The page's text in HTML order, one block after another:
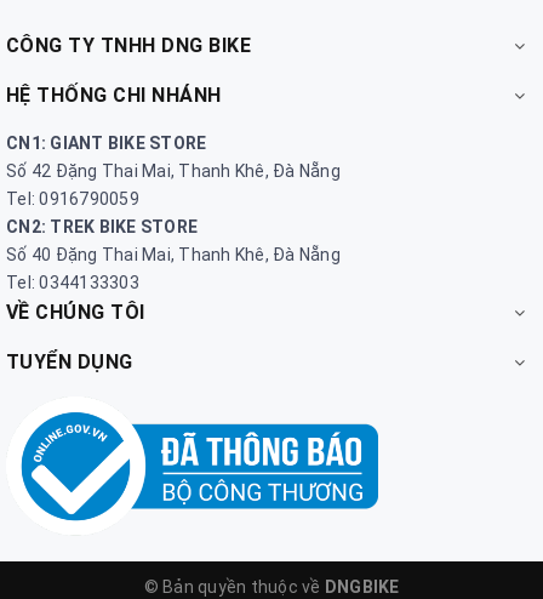
CÔNG TY TNHH DNG BIKE
HỆ THỐNG CHI NHÁNH
CN1: GIANT BIKE STORE
Số 42 Đặng Thai Mai, Thanh Khê, Đà Nẵng
Tel: 0916790059
CN2: TREK BIKE STORE
Số 40 Đặng Thai Mai, Thanh Khê, Đà Nẵng
Tel: 0344133303
VỀ CHÚNG TÔI
TUYỂN DỤNG
© Bản quyền thuộc về DNGBIKE